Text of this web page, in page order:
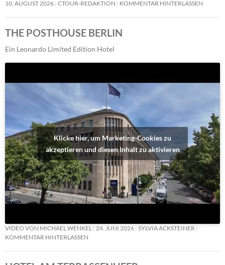
10. AUGUST 2026 CTOUR-REDAKTION KOMMENTAR HINTERLASSEN
THE POSTHOUSE BERLIN
Ein Leonardo Limited Edition Hotel
Klicke hier, um Marketing-Cookies zu
akzeptieren und diesen Inhalt zu aktivieren
VIDEO VON MICHAEL WENKEL 24. JUNI 2026 SYLVIA ACKSTEINER
KOMMENTAR HINTERLASSEN